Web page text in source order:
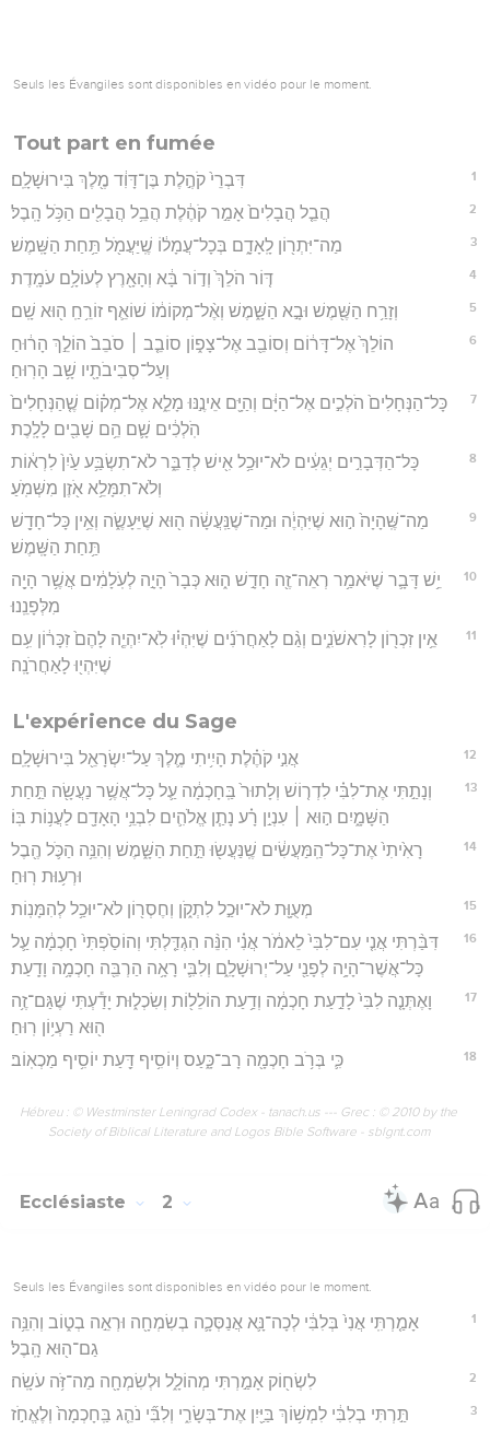
Seuls les Évangiles sont disponibles en vidéo pour le moment.
Tout part en fumée
1 דִּבְרֵי֙ קֹהֶ֣לֶת בֶּן־דָּוִ֔ד מֶ֖לֶךְ בִּירוּשָׁלִָֽם׃
2 הֲבֵ֤ל הֲבָלִים֙ אָמַ֣ר קֹהֶ֔לֶת הֲבֵ֥ל הֲבָלִ֖ים הַכֹּ֥ל הָֽבֶל׃
3 מַה־יִּתְר֖וֹן לָֽאָדָ֑ם בְּכָל־עֲמָל֔וֹ שֶֽׁיַּעֲמֹ֖ל תַּ֥חַת הַשָּֽׁמֶשׁ׃
4 דּ֤וֹר הֹלֵךְ֙ וְד֣וֹר בָּ֔א וְהָאָ֖רֶץ לְעוֹלָ֥ם עֹמָֽדֶת׃
5 וְזָרַ֥ח הַשֶּׁ֖מֶשׁ וּבָ֣א הַשָּׁ֑מֶשׁ וְאֶ֨ל־מְקוֹמ֔וֹ שׁוֹאֵ֛ף זוֹרֵ֥חַֽ ה֖וּא שָֽׁם׃
6
הוֹלֵךְ֙ אֶל־דָּר֔וֹם וְסוֹבֵ֖ב אֶל־צָפ֑וֹן סוֹבֵ֤ב ׀ סֹבֵב֙ הוֹלֵ֣ךְ הָר֔וּחַ
וְעַל־סְבִיבֹתָ֖יו שָׁ֥ב הָרֽוּחַ׃
7
כָּל־הַנְּחָלִים֙ הֹלְכִ֣ים אֶל־הַיָּ֔ם וְהַיָּ֖ם אֵינֶ֣נּוּ מָלֵ֑א אֶל־מְק֗וֹם שֶׁ֤הַנְּחָלִים֙
הֹֽלְכִ֔ים שָׁ֛ם הֵ֥ם שָׁבִ֖ים לָלָֽכֶת׃
8
כָּל־הַדְּבָרִ֣ים יְגֵעִ֔ים לֹא־יוּכַ֥ל אִ֖ישׁ לְדַבֵּ֑ר לֹא־תִשְׂבַּ֥ע עַ֙יִן֙ לִרְא֔וֹת
וְלֹא־תִמָּלֵ֥א אֹ֖זֶן מִשְּׁמֹֽעַ׃
9
מַה־שֶּֽׁהָיָה֙ ה֣וּא שֶׁיִּהְיֶ֔ה וּמַה־שֶׁנַּֽעֲשָׂ֔ה ה֖וּא שֶׁיֵּעָשֶׂ֑ה וְאֵ֥ין כָּל־חָדָ֖שׁ
תַּ֥חַת הַשָּֽׁמֶשׁ׃
10
יֵ֥שׁ דָּבָ֛ר שֶׁיֹּאמַ֥ר רְאֵה־זֶ֖ה חָדָ֣שׁ ה֑וּא כְּבָר֙ הָיָ֣ה לְעֹֽלָמִ֔ים אֲשֶׁ֥ר הָיָ֖ה
מִלְּפָנֵֽנוּ׃
11
אֵ֥ין זִכְר֖וֹן לָרִאשֹׁנִ֑ים וְגַ֨ם לָאַחֲרֹנִ֜ים שֶׁיִּהְי֗וּ לֹֽא־יִהְיֶ֤ה לָהֶם֙ זִכָּר֔וֹן עִ֥ם
שֶׁיִּהְי֖וּ לָאַחֲרֹנָֽה׃
L'expérience du Sage
12 אֲנִ֣י קֹהֶ֗לֶת הָיִ֥יתִי מֶ֛לֶךְ עַל־יִשְׂרָאֵ֖ל בִּירוּשָׁלִָֽם׃
13
וְנָתַ֣תִּי אֶת־לִבִּ֗י לִדְר֤וֹשׁ וְלָתוּר֙ בַּֽחָכְמָ֔ה עַ֛ל כָּל־אֲשֶׁ֥ר נַעֲשָׂ֖ה תַּ֣חַת
הַשָּׁמָ֑יִם ה֣וּא ׀ עִנְיַ֣ן רָ֗ע נָתַ֧ן אֱלֹהִ֛ים לִבְנֵ֥י הָאָדָ֖ם לַעֲנ֥וֹת בּֽוֹ׃
14
רָאִ֙יתִי֙ אֶת־כָּל־הַֽמַּעֲשִׂ֔ים שֶֽׁנַּעֲשׂ֖וּ תַּ֣חַת הַשָּׁ֑מֶשׁ וְהִנֵּ֥ה הַכֹּ֛ל הֶ֖בֶל
וּרְע֥וּת רֽוּחַ׃
15 מְעֻוָּ֖ת לֹא־יוּכַ֣ל לִתְקֹ֑ן וְחֶסְר֖וֹן לֹא־יוּכַ֥ל לְהִמָּנֽוֹת׃
16
דִּבַּ֨רְתִּי אֲנִ֤י עִם־לִבִּי֙ לֵאמֹ֔ר אֲנִ֗י הִנֵּ֨ה הִגְדַּ֤לְתִּי וְהוֹסַ֙פְתִּי֙ חָכְמָ֔ה עַ֛ל
כָּל־אֲשֶׁר־הָיָ֥ה לְפָנַ֖י עַל־יְרוּשָׁלִָ֑ם וְלִבִּ֛י רָאָ֥ה הַרְבֵּ֖ה חָכְמָ֥ה וָדָֽעַת׃
17
וָאֶתְּנָ֤ה לִבִּי֙ לָדַ֣עַת חָכְמָ֔ה וְדַ֥עַת הוֹלֵל֖וֹת וְשִׂכְל֑וּת יָדַ֕עְתִּי שֶׁגַּם־זֶ֥ה
ה֖וּא רַעְי֥וֹן רֽוּחַ׃
18 כִּ֛י בְּרֹ֥ב חָכְמָ֖ה רָב־כָּ֑עַס וְיוֹסִ֥יף דַּ֖עַת יוֹסִ֥יף מַכְאֽוֹב׃
Hébreu : © Westminster Leningrad Codex - tanach.us --- Grec : © 2010 by the
Society of Biblical Literature and Logos Bible Software - sblgnt.com
Ecclésiaste 2
Seuls les Évangiles sont disponibles en vidéo pour le moment.
1
אָמַ֤רְתִּֽי אֲנִי֙ בְּלִבִּ֔י לְכָה־נָּ֛א אֲנַסְּכָ֛ה בְשִׂמְחָ֖ה וּרְאֵ֣ה בְט֑וֹב וְהִנֵּ֥ה
גַם־ה֖וּא הָֽבֶל׃
2 לִשְׂח֖וֹק אָמַ֣רְתִּי מְהוֹלָ֑ל וּלְשִׂמְחָ֖ה מַה־זֹּ֥ה עֹשָֽׂה׃
3
תַּ֣רְתִּי בְלִבִּ֔י לִמְשׁ֥וֹךְ בַּיַּ֖יִן אֶת־בְּשָׂרִ֑י וְלִבִּ֞י נֹהֵ֤ג בַּֽחָכְמָה֙ וְלֶאֱחֹ֣ז